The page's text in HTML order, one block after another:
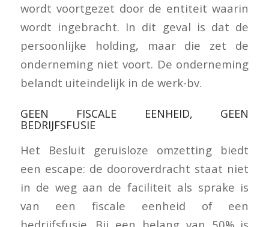
wordt voortgezet door de entiteit waarin
wordt ingebracht. In dit geval is dat de
persoonlijke holding, maar die zet de
onderneming niet voort. De onderneming
belandt uiteindelijk in de werk-bv.
GEEN FISCALE EENHEID, GEEN
BEDRIJFSFUSIE
Het Besluit geruisloze omzetting biedt
een escape: de dooroverdracht staat niet
in de weg aan de faciliteit als sprake is
van een fiscale eenheid of een